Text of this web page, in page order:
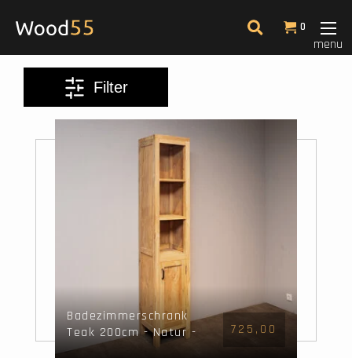
0
menu
Filter
Farbe
Filter
Badezimmerschrank
Teak 200cm - Natur -
halb offen
725,00